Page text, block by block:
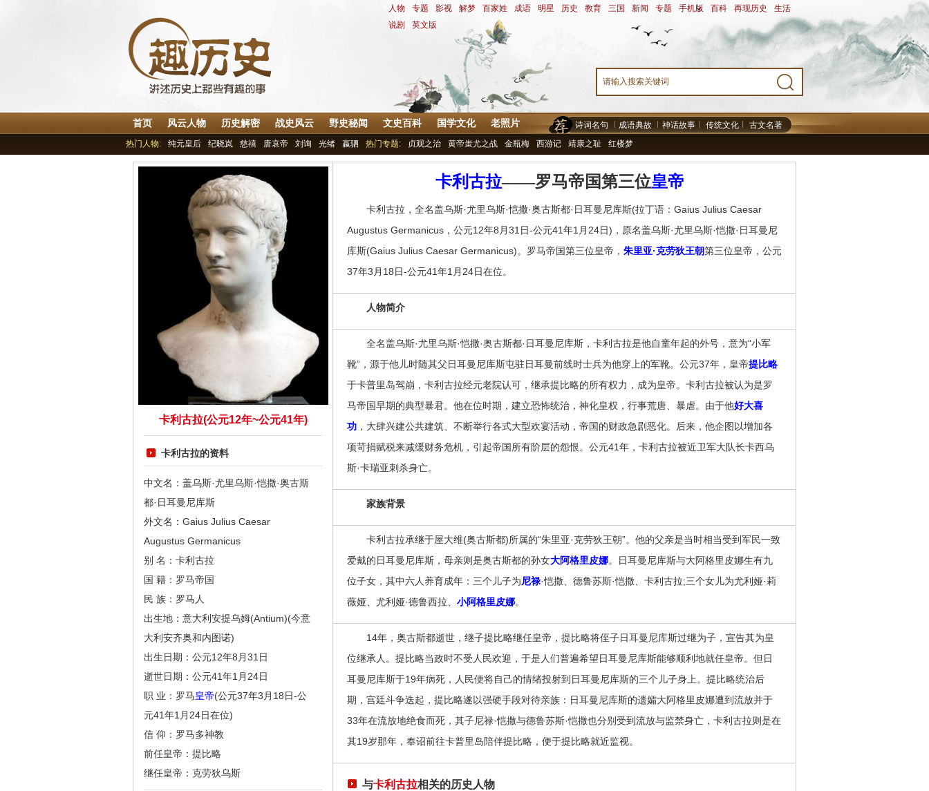
人物 专题 影视 解梦 百家姓 成语 明星 历史 教育 三国 新闻 专题 手机版 百科 再现历史 生活
说剧
英文版
首页 风云人物 历史解密 战史风云 野史秘闻 文史百科 国学文化 老照片 诗词名句 成语典故 神话故事 传统文化
古文名著
热门人物:
纯元皇后 纪晓岚 慈禧 唐哀帝 刘询 光绪 嬴驷 热门专题: 贞观之治 黄帝蚩尤之战 金瓶梅 西游记 靖康之耻 红楼梦
卡利古拉(公元12年~公元41年)
卡利古拉的资料
中文名：盖乌斯·尤里乌斯·恺撒·奥古斯
都·日耳曼尼库斯
外文名：Gaius Julius Caesar
Augustus Germanicus
别 名：卡利古拉
国 籍：罗马帝国
民 族：罗马人
出生地：意大利安提乌姆(Antium)(今意
大利安齐奥和内图诺)
出生日期：公元12年8月31日
逝世日期：公元41年1月24日
职 业：罗马皇帝(公元37年3月18日-公
元41年1月24日在位)
信 仰：罗马多神教
前任皇帝：提比略
继任皇帝：克劳狄乌斯
卡利古拉——罗马帝国第三位皇帝
卡利古拉，全名盖乌斯·尤里乌斯·恺撒·奥古斯都·日耳曼尼库斯(拉丁语：Gaius Julius Caesar
Augustus Germanicus，公元12年8月31日-公元41年1月24日)，原名盖乌斯·尤里乌斯·恺撒·日耳曼尼
库斯(Gaius Julius Caesar Germanicus)。罗马帝国第三位皇帝， 朱里亚·克劳狄王朝第三位皇帝，公元
37年3月18日-公元41年1月24日在位。
人物简介
全名盖乌斯·尤里乌斯·恺撒·奥古斯都·日耳曼尼库斯，卡利古拉是他自童年起的外号，意为“小军
靴”，源于他儿时随其父日耳曼尼库斯屯驻日耳曼前线时士兵为他穿上的军靴。公元37年，皇帝提比略
于卡普里岛驾崩，卡利古拉经元老院认可，继承提比略的所有权力，成为皇帝。卡利古拉被认为是罗
马帝国早期的典型暴君。他在位时期，建立恐怖统治，神化皇权，行事荒唐、暴虐。由于他好大喜
功 ，大肆兴建公共建筑、不断举行各式大型欢宴活动，帝国的财政急剧恶化。后来，他企图以增加各
项苛捐赋税来减缓财务危机，引起帝国所有阶层的怨恨。公元41年，卡利古拉被近卫军大队长卡西乌
斯·卡瑞亚刺杀身亡。
家族背景
卡利古拉承继于屋大维(奥古斯都)所属的“朱里亚·克劳狄王朝”。他的父亲是当时相当受到军民一致
爱戴的日耳曼尼库斯，母亲则是奥古斯都的孙女大阿格里皮娜。日耳曼尼库斯与大阿格里皮娜生有九
位子女，其中六人养育成年：三个儿子为尼禄·恺撒、德鲁苏斯·恺撒、卡利古拉;三个女儿为尤利娅·莉
薇娅、尤利娅·德鲁西拉、 小阿格里皮娜。
14年，奥古斯都逝世，继子提比略继任皇帝，提比略将侄子日耳曼尼库斯过继为子，宣告其为皇
位继承人。提比略当政时不受人民欢迎，于是人们普遍希望日耳曼尼库斯能够顺利地就任皇帝。但日
耳曼尼库斯于19年病死，人民便将自己的情绪投射到日耳曼尼库斯的三个儿子身上。提比略统治后
期，宫廷斗争迭起，提比略遂以强硬手段对待亲族：日耳曼尼库斯的遗孀大阿格里皮娜遭到流放并于
33年在流放地绝食而死，其子尼禄·恺撒与德鲁苏斯·恺撒也分别受到流放与监禁身亡，卡利古拉则是在
其19岁那年，奉诏前往卡普里岛陪伴提比略，便于提比略就近监视。
与卡利古拉相关的历史人物